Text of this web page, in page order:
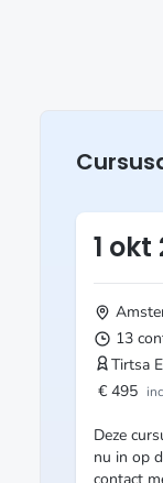
1 okt
13
Tirtsa
€ 495
Deze
nu in op